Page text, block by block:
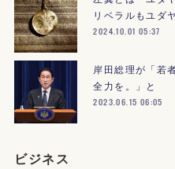
リベラルもユダ
2024.10.01 05:37
岸田総理が「若
全力を。」と
2023.06.15 06:05
ビジネス